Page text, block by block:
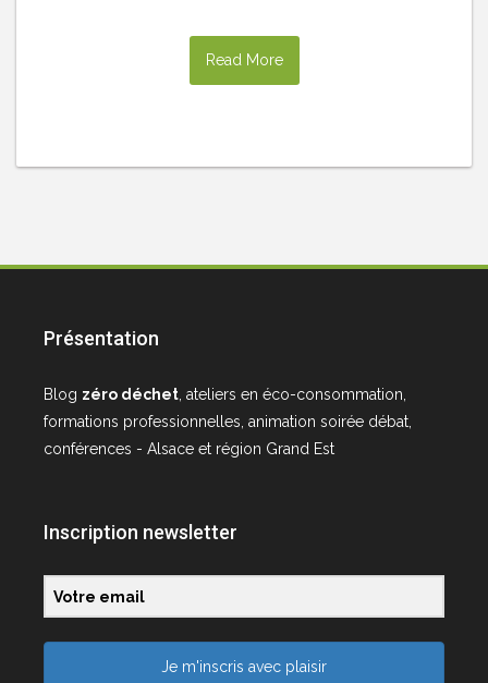
Read More
Présentation
Blog zéro déchet, ateliers en éco-consommation,
formations professionnelles, animation soirée débat,
conférences - Alsace et région Grand Est
Inscription newsletter
Je m'inscris avec plaisir